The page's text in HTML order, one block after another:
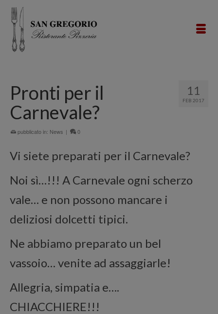
11
FEB 2017
Pronti per il
Carnevale?
pubblicato in: News | 0
Vi siete preparati per il Carnevale?
Noi sì…!!! A Carnevale ogni scherzo
vale… e non possono mancare i
deliziosi dolcetti tipici.
Ne abbiamo preparato un bel
vassoio… venite ad assaggiarle!
Allegria, simpatia e….
CHIACCHIERE!!!